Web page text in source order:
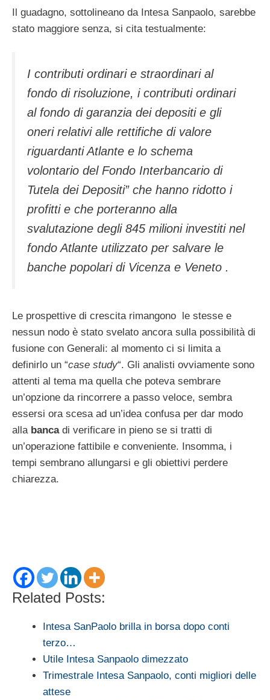
Il guadagno, sottolineano da Intesa Sanpaolo, sarebbe
stato maggiore senza, si cita testualmente:
I contributi ordinari e straordinari al
fondo di risoluzione, i contributi ordinari
al fondo di garanzia dei depositi e gli
oneri relativi alle rettifiche di valore
riguardanti Atlante e lo schema
volontario del Fondo Interbancario di
Tutela dei Depositi” che hanno ridotto i
profitti e che porteranno alla
svalutazione degli 845 milioni investiti nel
fondo Atlante utilizzato per salvare le
banche popolari di Vicenza e Veneto .
Le prospettive di crescita rimangono le stesse e
nessun nodo è stato svelato ancora sulla possibilità di
fusione con Generali: al momento ci si limita a
definirlo un “case study“. Gli analisti ovviamente sono
attenti al tema ma quella che poteva sembrare
un’opzione da rincorrere a passo veloce, sembra
essersi ora scesa ad un’idea confusa per dar modo
alla bancadi verificare in pieno se si tratti di
un’operazione fattibile e conveniente. Insomma, i
tempi sembrano allungarsi e gli obiettivi perdere
chiarezza.
Related Posts:
Intesa SanPaolo brilla in borsa dopo conti
terzo…
Utile Intesa Sanpaolo dimezzato
Trimestrale Intesa Sanpaolo, conti migliori delle
attese